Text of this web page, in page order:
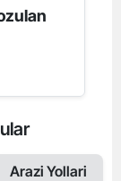
Arazi Yollari